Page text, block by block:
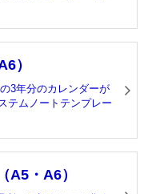
）
3年分のカレンダーが
テムノートテンプレー
A5・A6）